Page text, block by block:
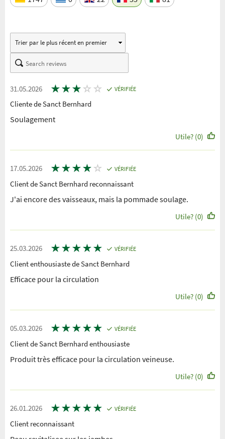
31.05.2026 ★★★ ☆ ☆ VÉRIFIÉE
Cliente de Sanct Bernhard
Soulagement
Utile? (0)
17.05.2026 ★★★★ ☆ VÉRIFIÉE
Client de Sanct Bernhard reconnaissant
J'ai encore des vaisseaux, mais la pommade soulage.
Utile? (0)
25.03.2026 ★★★★★ VÉRIFIÉE
Client enthousiaste de Sanct Bernhard
Efficace pour la circulation
Utile? (0)
05.03.2026 ★★★★★ VÉRIFIÉE
Client de Sanct Bernhard enthousiaste
Produit très efficace pour la circulation veineuse.
Utile? (0)
26.01.2026 ★★★★★ VÉRIFIÉE
Client reconnaissant